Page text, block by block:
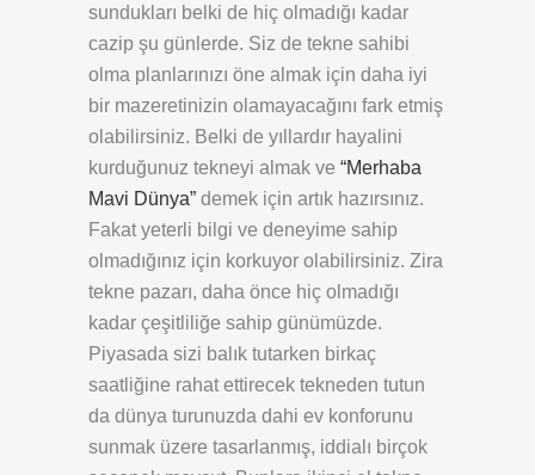
sundukları belki de hiç olmadığı kadar
cazip şu günlerde. Siz de tekne sahibi
olma planlarınızı öne almak için daha iyi
bir mazeretinizin olamayacağını fark etmiş
olabilirsiniz. Belki de yıllardır hayalini
kurduğunuz tekneyi almak ve “Merhaba
Mavi Dünya” demek için artık hazırsınız.
Fakat yeterli bilgi ve deneyime sahip
olmadığınız için korkuyor olabilirsiniz. Zira
tekne pazarı, daha önce hiç olmadığı
kadar çeşitliliğe sahip günümüzde.
Piyasada sizi balık tutarken birkaç
saatliğine rahat ettirecek tekneden tutun
da dünya turunuzda dahi ev konforunu
sunmak üzere tasarlanmış, iddialı birçok